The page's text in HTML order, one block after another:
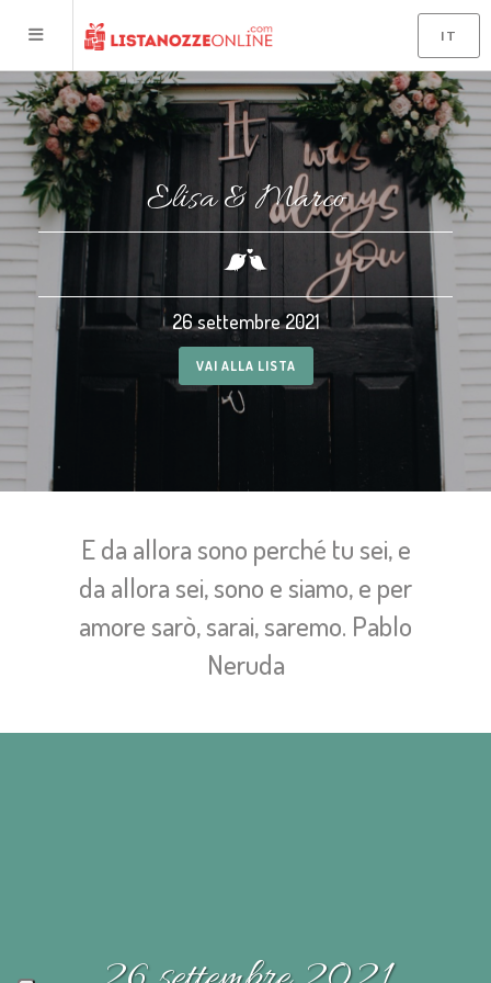
LISTA NOZZE
EVENTO
RSVP
PARLA CON GLI SPOSI
IT
Elisa& Marco
26 settembre 2021
VAI ALLA LISTA
E da allora sono perché tu sei, e
da allora sei, sono e siamo, e per
amore sarò, sarai, saremo. Pablo
Neruda
Informativa sulla raccolta
Le tue preferenze relative alla privacy